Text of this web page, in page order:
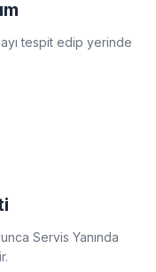
tespit edip yerinde
Servis Yanında